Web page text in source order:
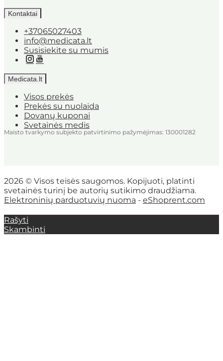
Kontaktai
+37065027403
info@medicata.lt
Susisiekite su mumis
Medicata.lt
Visos prekės
Prekės su nuolaida
Dovanų kuponai
Svetainės medis
Maisto tvarkymo subjekto patvirtinimo pažymėjimas: 130001282
2026 © Visos teisės saugomos. Kopijuoti, platinti
svetainės turinį be autorių sutikimo draudžiama.
Elektroninių parduotuvių nuoma - eShoprent.com
Rašyti
Skambinti